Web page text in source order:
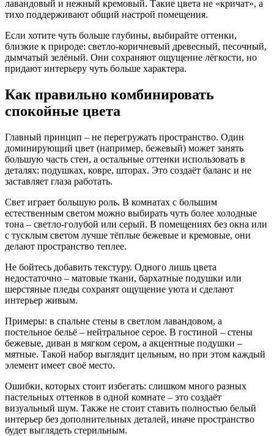
лавандовый и нежный кремовый. Такие цвета не «кричат», а
тихо поддерживают общий настрой помещения.
Если хотите чуть больше глубины, выбирайте оттенки,
близкие к природе: светло‑коричневый древесный, песочный,
дымчатый зелёный. Они сохраняют ощущение лёгкости, но
придают интерьеру чуть больше характера.
Как правильно комбинировать
спокойные цвета
Главный принцип – не перегружать пространство. Один
доминирующий цвет (например, бежевый) может занять
большую часть стен, а остальные оттенки использовать в
деталях: подушках, ковре, шторах. Это создаёт баланс и не
заставляет глаза работать.
Свет играет большую роль. В комнатах с большим
естественным светом можно выбирать чуть более холодные
тона – светло‑голубой или серый. В помещениях без окна или
с тусклым светом лучше тёплые бежевые и кремовые, они
делают пространство теплее.
Не бойтесь добавить текстуру. Одного лишь цвета
недостаточно – матовые ткани, бархатные подушки или
шерстяные пледы сохранят ощущение уюта и сделают
интерьер живым.
Примеры: в спальне стены в светлом лавандовом, а
постельное бельё – нейтральное серое. В гостиной – стены
бежевые, диван в мягком сером, а акцентные подушки –
мятные. Такой набор выглядит цельным, но при этом каждый
элемент имеет своё место.
Ошибки, которых стоит избегать: слишком много разных
пастельных оттенков в одной комнате – это создаёт
визуальный шум. Также не стоит ставить полностью белый
интерьер без дополнительных деталей, иначе пространство
будет выглядеть стерильным.